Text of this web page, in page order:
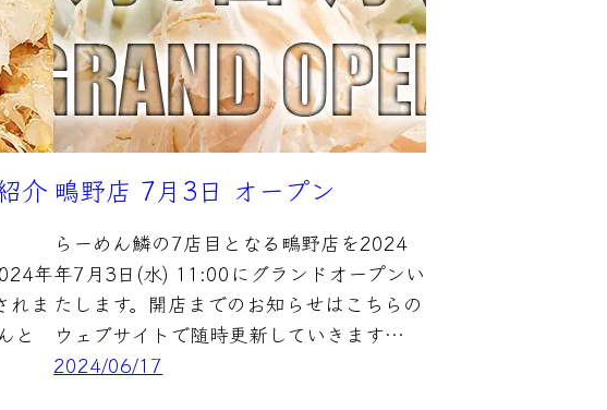
介
年
れま
と
鴫野店 7月3日 オープン
らーめん鱗の7店目となる鴫野店を2024
年7月3日(水) 11:00にグランドオープンい
たします。開店までのお知らせはこちらの
ウェブサイトで随時更新していきます…
2024/06/17